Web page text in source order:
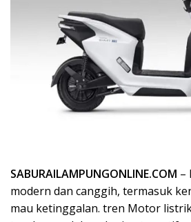
SABURAILAMPUNGONLINE.COM –
modern dan canggih, termasuk
mau ketinggalan. tren Motor